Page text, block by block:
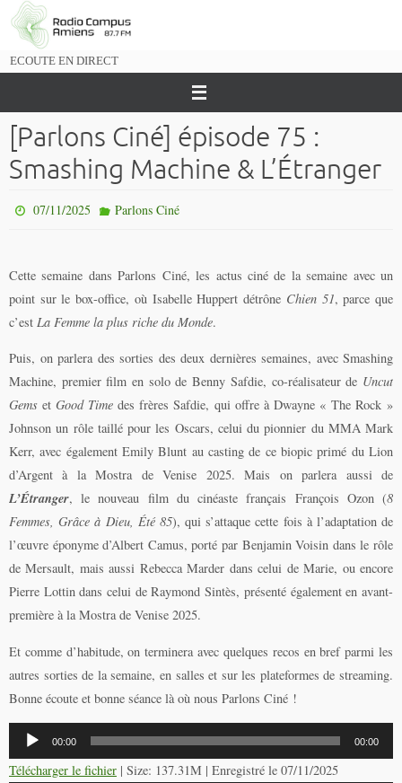
Passer
vers
ECOUTE EN DIRECT
[Parlons Ciné] épisode 75 :
Smashing Machine & L’Étranger
07/11/2025 Parlons Ciné
Cette semaine dans Parlons Ciné, les actus ciné de la semaine avec un
point sur le box-office, où Isabelle Huppert détrône Chien 51, parce que
c’est La Femme la plus riche du Monde.
Puis, on parlera des sorties des deux dernières semaines, avec Smashing
Machine, premier film en solo de Benny Safdie, co-réalisateur de Uncut
Gems etGood Time des frères Safdie, qui offre à Dwayne « The Rock »
Johnson un rôle taillé pour les Oscars, celui du pionnier du MMA Mark
Kerr, avec également Emily Blunt au casting de ce biopic primé du Lion
d’Argent à la Mostra de Venise 2025. Mais on parlera aussi de
L’Étranger, le nouveau film du cinéaste français François Ozon (8
Femmes, Grâce à Dieu, Été 85), qui s’attaque cette fois à l’adaptation de
l’œuvre éponyme d’Albert Camus, porté par Benjamin Voisin dans le rôle
de Mersault, mais aussi Rebecca Marder dans celui de Marie, ou encore
Pierre Lottin dans celui de Raymond Sintès, présenté également en avant-
première à la Mostra de Venise 2025.
Et comme d’habitude, on terminera avec quelques recos en bref parmi les
autres sorties de la semaine, en salles et sur les plateformes de streaming.
Bonne écoute et bonne séance là où nous Parlons Ciné !
Lecteur
audio
00:00 00:00
Télécharger le fichier | Size: 137.31M | Enregistré le 07/11/2025